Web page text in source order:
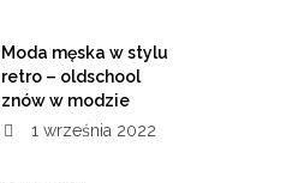
Moda męska w stylu
retro – oldschool
znów w modzie
1 września 2022